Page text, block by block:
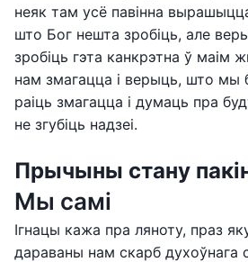
неяк там усё павінна
што Бог нешта зробіць, але
зробіць гэта канкрэтна ў маім
нам змагацца і верыць, што мы
раіць змагацца і думаць пра
не згубіць надзеі.
Прычыны стану
Мы самі
Ігнацы кажа пра ляноту, праз
дараваны нам скарб духоўнага